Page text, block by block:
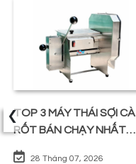
TOP 3 MÁY THÁI SỢI CÀ
RỐT BÁN CHẠY NHẤT
28 Tháng 07, 2026
‹